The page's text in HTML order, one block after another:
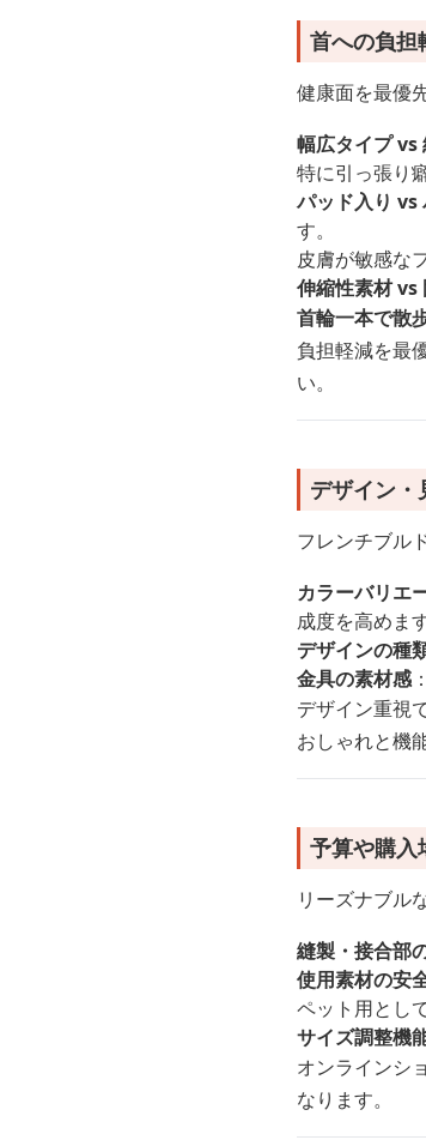
首への負担
健康面を最優
幅広タイプ vs
特に引っ張り
パッド入り vs
す。
皮膚が敏感な
伸縮性素材 vs
首輪一本で散
負担軽減を最
い。
デザイン・
フレンチブル
カラーバリエ
成度を高めます
デザインの種
金具の素材感
デザイン重視
おしゃれと機
予算や購入
リーズナブル
縫製・接合部
使用素材の安
ペット用とし
サイズ調整機
オンラインシ
なります。